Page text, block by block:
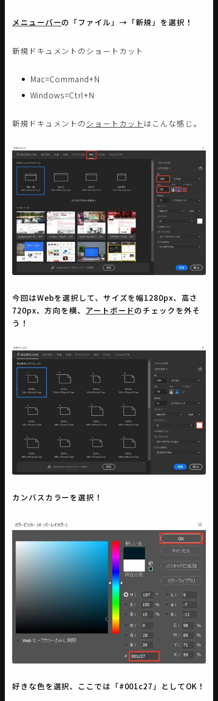
メニューバーの「ファイル」→「新規」を選択！
新規ドキュメントのショートカット
Mac=Command+N
Windows=Ctrl+N
新規ドキュメントの ショートカット はこんな感じ。
今回はWebを選択して、サイズを幅1280px、高さ
720px、方向を横、 アートボードのチェックを外そ
う！
カンバスカラーを選択！
好きな色を選択、ここでは「#001c27」としてOK！